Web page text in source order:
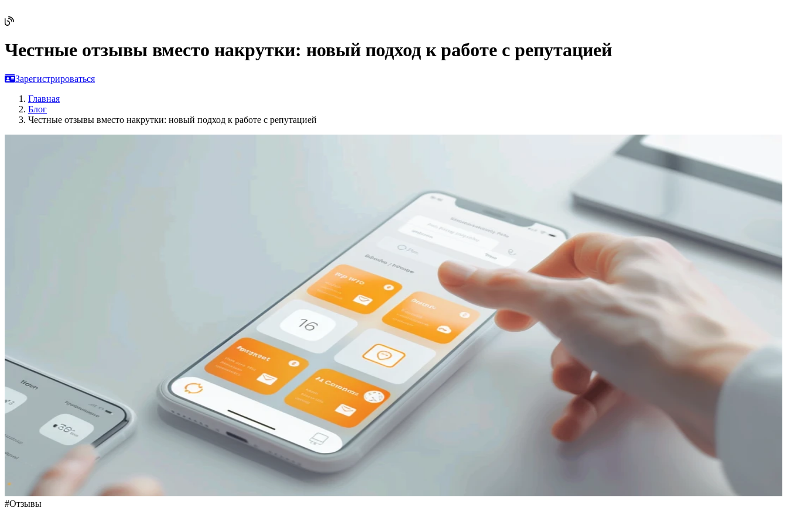
Честные отзывы вместо накрутки: новый подход к работе с репутацией
Зарегистрироваться
Главная
Блог
Честные отзывы вместо накрутки: новый подход к работе с репутацией
#Отзывы